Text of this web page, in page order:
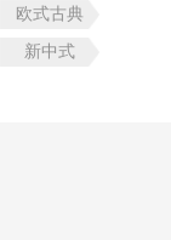
欧式古典
新中式